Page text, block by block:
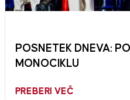
POSNETEK DNEVA:
MONOCIKLU
PREBERI VEČ